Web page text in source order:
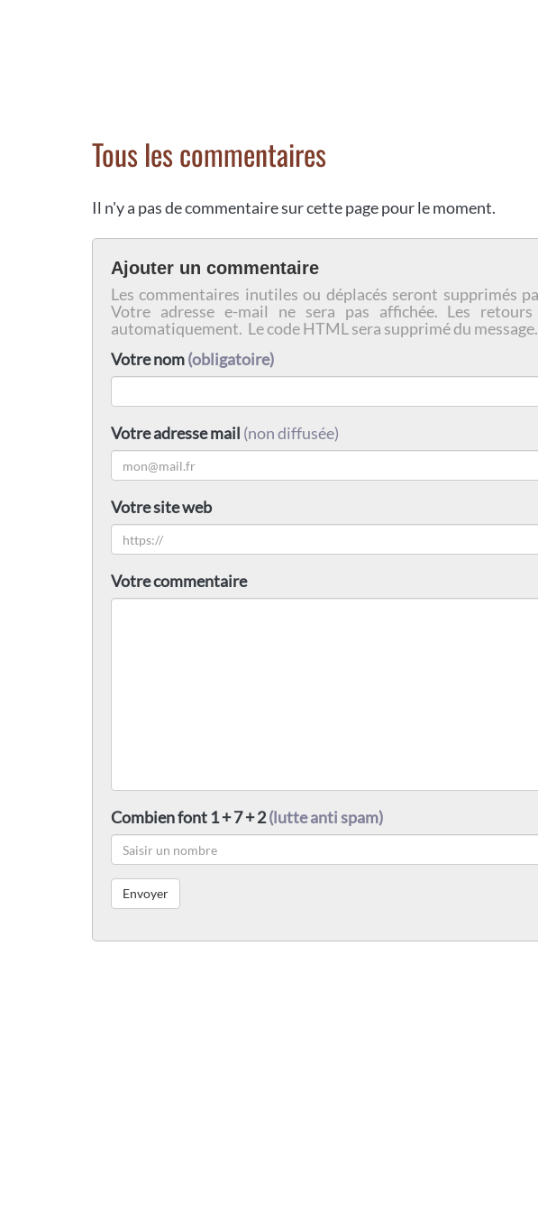
Tous les commentaires
Il n'y a pas de commentaire sur cette page pour le moment.
Ajouter un commentaire
Les commentaires inutiles ou déplacés seront supprimés
Votre adresse e-mail ne sera pas affichée. Les
automatiquement. Le code HTML sera supprimé du message.
Votre nom(obligatoire)
Votre adresse mail (non diffusée)
Votre site web
Votre commentaire
Combien font 1 + 7 + 2(lutte anti spam)